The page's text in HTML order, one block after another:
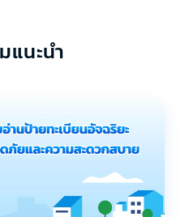
แนะนำ